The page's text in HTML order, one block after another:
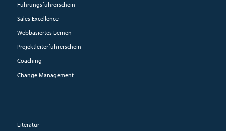
Führungsführerschein
Sales Excellence
Webbasiertes Lernen
Projektleiterführerschein
Coaching
Change Management
Literatur